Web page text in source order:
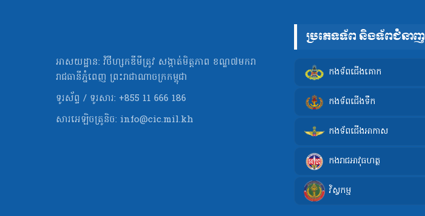
អាសយដ្ឋាន: វិថីហ្សកឌីមីត្រូវ សង្កាត់មិត្ដភាព ខណ្ឌ៧មករា
រាជធានីភ្នំពេញ ព្រះរាជាណាចក្រកម្ពុជា
ទូរស័ព្ទ / ទូរសារ: +855 11 666 186
សារអេឡិចត្រូនិច: info@cic.mil.kh
ប្រភេទទ័ព និងទ័ពជំនាញ
កងទ័ពជើងគោក
កងទ័ពជើងទឹក
កងទ័ពជើងអាកាស
កងរាជអាវុធហត្ថ
វិស្វកម្ម